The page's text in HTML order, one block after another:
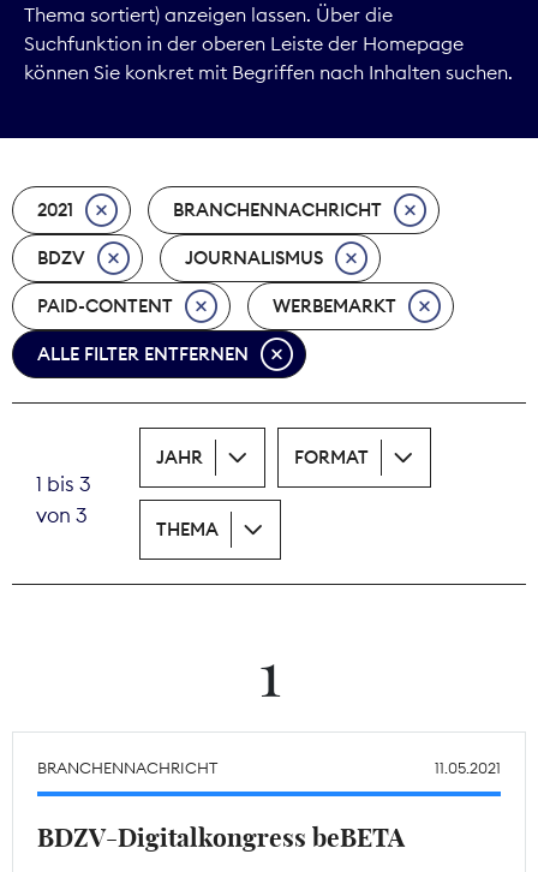
Kommunikation
Marktdaten
Nachhaltigkeit
Nachwuchs
Nova Award
Wächterpreis
Mitgliederbereich
Thema sortiert) anzeigen lassen. Über die
Suchfunktion in der oberen Leiste der Homepage
können Sie konkret mit Begriffen nach Inhalten suchen.
2021 BRANCHENNACHRICHT
BDZV JOURNALISMUS
PAID-CONTENT WERBEMARKT
ALLE FILTER ENTFERNEN
1 bis 3
von 3
JAHR FORMAT
THEMA
1
BRANCHENNACHRICHT 11.05.2021
BDZV-Digitalkongress beBETA